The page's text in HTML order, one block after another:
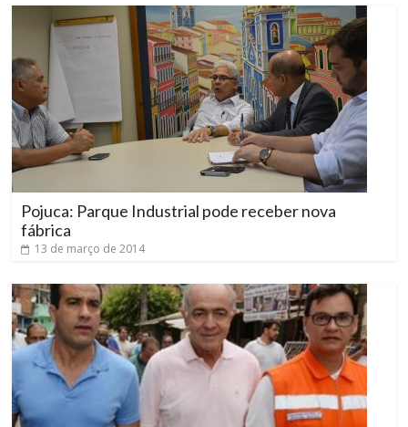
Pojuca: Parque Industrial pode receber nova
fábrica
13 de março de 2014